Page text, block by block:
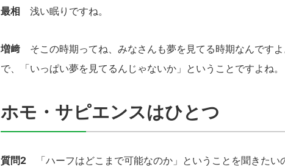
最相 浅い眠りですね。
増﨑 そこの時期ってね、みなさんも夢を見てる時期なんです
で、「いっぱい夢を見てるんじゃないか」ということですよね。
ホモ・サピエンスはひとつ
質問2 「ハーフはどこまで可能なのか」ということを聞きたい